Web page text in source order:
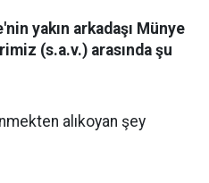
yakın arkadaşı Münye
(s.a.v.) arasında şu
alıkoyan şey